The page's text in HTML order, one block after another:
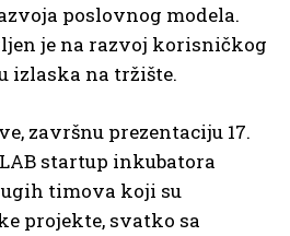
poslovnog modela.
je na razvoj korisničkog
izlaska na tržište.
završnu prezentaciju 17.
startup inkubatora
timova koji su
projekte, svatko sa